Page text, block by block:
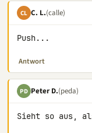
CL C. L.(calle)
Push...
Antwort
PD Peter D.(peda)
Sieht so aus,